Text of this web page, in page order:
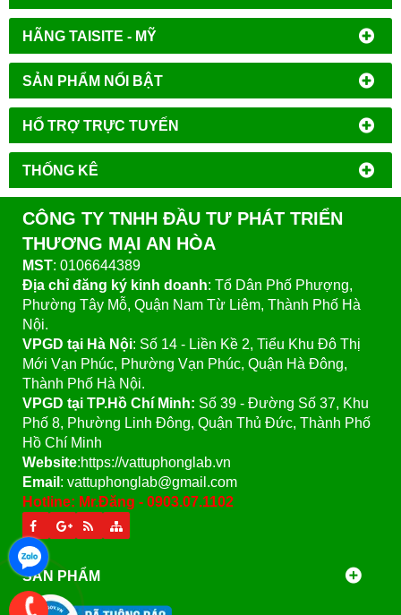
HÃNG TAISITE - MỸ
SẢN PHẨM NỔI BẬT
HỔ TRỢ TRỰC TUYẾN
THỐNG KÊ
CÔNG TY TNHH ĐẦU TƯ PHÁT TRIỂN
THƯƠNG MẠI AN HÒA
MST: 0106644389
Địa chỉ đăng ký kinh doanh: Tổ Dân Phố Phượng,
Phường Tây Mỗ, Quận Nam Từ Liêm, Thành Phố Hà
Nội.
VPGD tại Hà Nội: Số 14 - Liền Kề 2, Tiểu Khu Đô Thị
Mới Vạn Phúc, Phường Vạn Phúc, Quận Hà Đông,
Thành Phố Hà Nội.
VPGD tại TP.Hồ Chí Minh: Số 39 - Đường Số 37, Khu
Phố 8, Phường Linh Đông, Quận Thủ Đức, Thành Phố
Hồ Chí Minh
Website:https://vattuphonglab.vn
Email : vattuphonglab@gmail.com
Hotline: Mr.Đăng - 0903.07.1102
SẢN PHẨM